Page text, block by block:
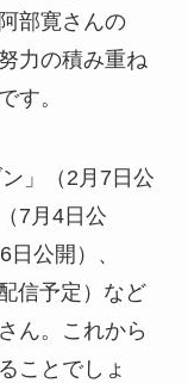
部寛さんの
力の積み重ね
す。
」（2月7日公
7月4日公
公開）、
信予定）など
ん。これから
ことでしょ